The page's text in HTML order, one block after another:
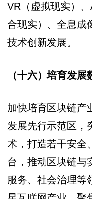
VR（虚拟现实）
合现实）、全息成
技术创新发展。
（十六）培育发展
加快培育区块链产
发展先行示范区，
术，打造若干安全
台，推动区块链与
服务、社会治理等